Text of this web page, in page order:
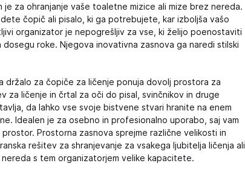
za ohranjanje vaše toaletne mizice ali mize brez nereda.
čopič ali pisalo, ki ga potrebujete, kar izboljša vašo
organizator je nepogrešljiv za vse, ki želijo poenostaviti
roke. Njegova inovativna zasnova ga naredi stilski
držalo za čopiče za ličenje ponuja dovolj prostora za
za ličenje in črtal za oči do pisal, svinčnikov in druge
da lahko vse svoje bistvene stvari hranite na enem
Idealen je za osebno in profesionalno uporabo, saj vam
Prostorna zasnova sprejme različne velikosti in
rešitev za shranjevanje za vsakega ljubitelja ličenja ali
s tem organizatorjem velike kapacitete.